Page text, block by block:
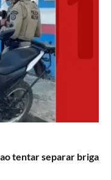
tentar separar briga